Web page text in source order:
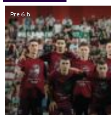
Pre 6 h